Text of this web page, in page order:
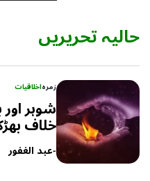
حالیہ تحریریں
زمرہاخلاقیات
شوہر
خلاف
-عبد الغفور